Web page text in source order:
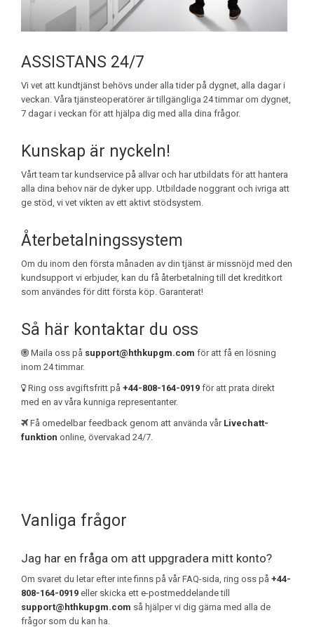
ASSISTANS 24/7
Vi vet att kundtjänst behövs under alla tider på dygnet, alla dagar i
veckan. Våra tjänsteoperatörer är tillgängliga 24 timmar om dygnet,
7 dagar i veckan för att hjälpa dig med alla dina frågor.
Kunskap är nyckeln!
Vårt team tar kundservice på allvar och har utbildats för att hantera
alla dina behov när de dyker upp. Utbildade noggrant och ivriga att
ge stöd, vi vet vikten av ett aktivt stödsystem.
Återbetalningssystem
Om du inom den första månaden av din tjänst är missnöjd med den
kundsupport vi erbjuder, kan du få återbetalning till det kreditkort
som användes för ditt första köp. Garanterat!
Så här kontaktar du oss
Maila oss på support@hthkupgm.com för att få en lösning
inom 24 timmar.
Ring oss avgiftsfritt på +44-808-164-0919 för att prata direkt
med en av våra kunniga representanter.
Få omedelbar feedback genom att använda vår Livechatt-
funktion online, övervakad 24/7.
Vanliga frågor
Jag har en fråga om att uppgradera mitt konto?
Om svaret du letar efter inte finns på vår FAQ-sida, ring oss på +44-
808-164-0919 eller skicka ett e-postmeddelande till
support@hthkupgm.com så hjälper vi dig gärna med alla de
frågor som du kan ha.